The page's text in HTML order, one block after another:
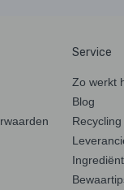
Service
Zo werkt
Blog
Recycling